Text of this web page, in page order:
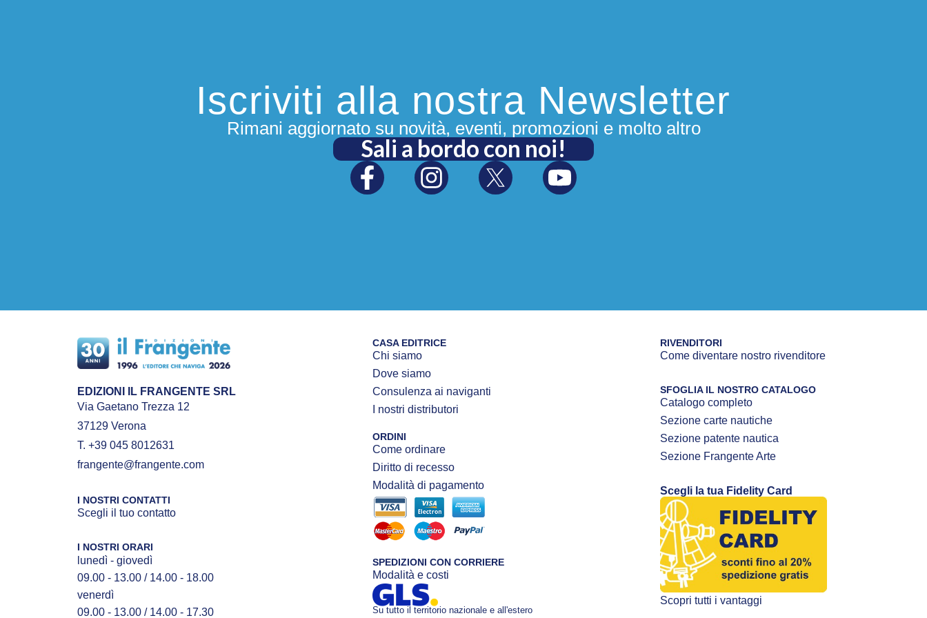
Iscriviti alla nostra Newsletter
Rimani aggiornato su novità, eventi, promozioni e molto altro
Sali a bordo con noi!
EDIZIONI IL FRANGENTE SRL
Via Gaetano Trezza 12
37129 Verona
T. +39 045 8012631
frangente@frangente.com
I NOSTRI CONTATTI
Scegli il tuo contatto
I NOSTRI ORARI
lunedì - giovedì
09.00 - 13.00 / 14.00 - 18.00
venerdì
09.00 - 13.00 / 14.00 - 17.30
CASA EDITRICE
Chi siamo
Dove siamo
Consulenza ai naviganti
I nostri distributori
ORDINI
Come ordinare
Diritto di recesso
Modalità di pagamento
SPEDIZIONI CON CORRIERE
Modalità e costi
Su tutto il territorio nazionale e all'estero
RIVENDITORI
Come diventare nostro rivenditore
SFOGLIA IL NOSTRO CATALOGO
Catalogo completo
Sezione carte nautiche
Sezione patente nautica
Sezione Frangente Arte
Scegli la tua Fidelity Card
Scopri tutti i vantaggi